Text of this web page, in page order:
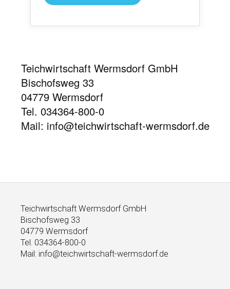
Teichwirtschaft Wermsdorf GmbH
Bischofsweg 33
04779 Wermsdorf
Tel. 034364-800-0
Mail: info@teichwirtschaft-wermsdorf.de
Teichwirtschaft Wermsdorf GmbH
Bischofsweg 33
04779 Wermsdorf
Tel. 034364-800-0
Mail: info@teichwirtschaft-wermsdorf.de